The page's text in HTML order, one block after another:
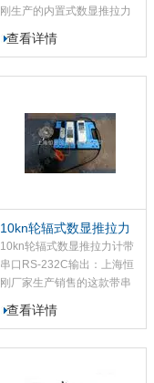
刚生产的内置式数显推拉力
计是一种高精度小型便携式
拉力、压力测试仪器，数显
渔具、纺...
查看详情
10kn轮辐式数显推拉力
计带串口RS-232C输出
10kn轮辐式数显推拉力计带
串口RS-232C输出：上海恒
刚厂家生产销售的这款带串
口RS-232C输出的10kn轮辐
式数显推拉力计是小型多功
查看详情